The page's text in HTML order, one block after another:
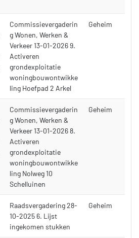
Commissievergaderin
g Wonen, Werken &
Verkeer 13-01-2026 9.
Activeren
grondexploitatie
woningbouwontwikke
ling Hoefpad 2 Arkel
Geheim
Commissievergaderin
g Wonen, Werken &
Verkeer 13-01-2026 8.
Activeren
grondexploitatie
woningbouwontwikke
ling Nolweg 10
Schelluinen
Geheim
Raadsvergadering 28-
10-2025 6. Lijst
ingekomen stukken
Geheim